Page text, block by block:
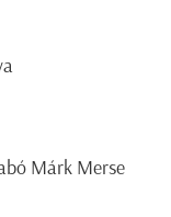
Márk Merse